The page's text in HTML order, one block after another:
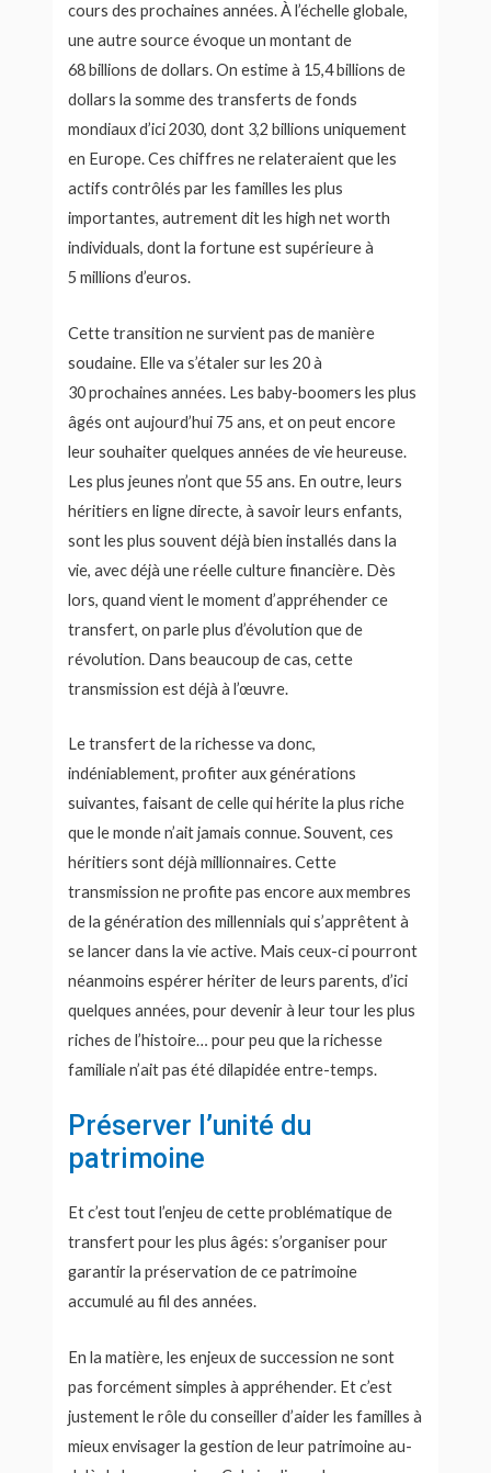
cours des prochaines années. À l’échelle globale,
une autre source évoque un montant de
68 billions de dollars. On estime à 15,4 billions de
dollars la somme des transferts de fonds
mondiaux d’ici 2030, dont 3,2 billions uniquement
en Europe. Ces chiffres ne relateraient que les
actifs contrôlés par les familles les plus
importantes, autrement dit les high net worth
individuals, dont la fortune est supérieure à
5 millions d’euros.
Cette transition ne survient pas de manière
soudaine. Elle va s’étaler sur les 20 à
30 prochaines années. Les baby-boomers les plus
âgés ont aujourd’hui 75 ans, et on peut encore
leur souhaiter quelques années de vie heureuse.
Les plus jeunes n’ont que 55 ans. En outre, leurs
héritiers en ligne directe, à savoir leurs enfants,
sont les plus souvent déjà bien installés dans la
vie, avec déjà une réelle culture financière. Dès
lors, quand vient le moment d’appréhender ce
transfert, on parle plus d’évolution que de
révolution. Dans beaucoup de cas, cette
transmission est déjà à l’œuvre.
Le transfert de la richesse va donc,
indéniablement, profiter aux générations
suivantes, faisant de celle qui hérite la plus riche
que le monde n’ait jamais connue. Souvent, ces
héritiers sont déjà millionnaires. Cette
transmission ne profite pas encore aux membres
de la génération des millennials qui s’apprêtent à
se lancer dans la vie active. Mais ceux-ci pourront
néanmoins espérer hériter de leurs parents, d’ici
quelques années, pour devenir à leur tour les plus
riches de l’histoire… pour peu que la richesse
familiale n’ait pas été dilapidée entre-temps.
Préserver l’unité du
patrimoine
Et c’est tout l’enjeu de cette problématique de
transfert pour les plus âgés: s’organiser pour
garantir la préservation de ce patrimoine
accumulé au fil des années.
En la matière, les enjeux de succession ne sont
pas forcément simples à appréhender. Et c’est
justement le rôle du conseiller d’aider les familles à
mieux envisager la gestion de leur patrimoine au-